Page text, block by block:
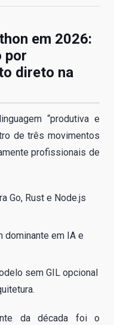
em 2026:
por
direto na
“produtiva e
de três movimentos
profissionais de
Go, Rust e Node.js
dominante em IA e
sem GIL opcional
da década foi o